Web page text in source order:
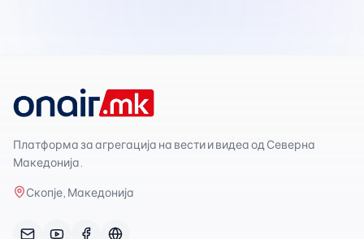
Платформа за агрегација на вести и видеа од Северна
Македонија.
Скопје, Македонија